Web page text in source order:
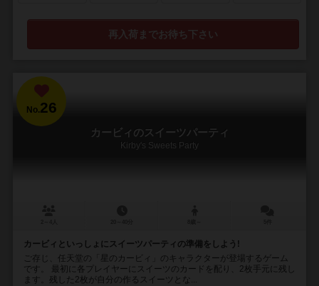
再入荷までお待ち下さい
No.26
カービィのスイーツパーティ
Kirby's Sweets Party
カービィといっしょにスイーツパーティの準備をしよう!
ご存じ、任天堂の「星のカービィ」のキャラクターが登場するゲーム
です。 最初に各プレイヤーにスイーツのカードを配り、2枚手元に残し
ます。残した2枚が自分の作るスイーツとな...